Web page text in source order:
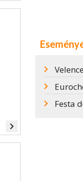
navigate_next
Festa